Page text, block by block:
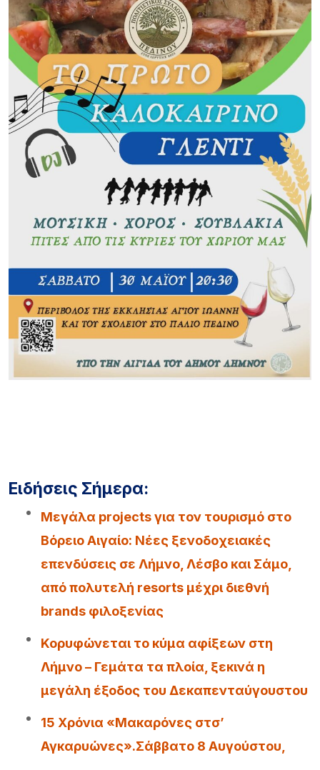
Ειδήσεις Σήμερα:
Μεγάλα projects για τον τουρισμό στο
Βόρειο Αιγαίο: Νέες ξενοδοχειακές
επενδύσεις σε Λήμνο, Λέσβο και Σάμο,
από πολυτελή resorts μέχρι διεθνή
brands φιλοξενίας
Κορυφώνεται το κύμα αφίξεων στη
Λήμνο – Γεμάτα τα πλοία, ξεκινά η
μεγάλη έξοδος του Δεκαπενταύγουστου
15 Χρόνια «Μακαρόνες στσ’
Αγκαρυώνες».Σάββατο 8 Αυγούστου,